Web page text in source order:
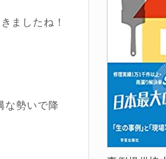
ましたね！
な勢いで降